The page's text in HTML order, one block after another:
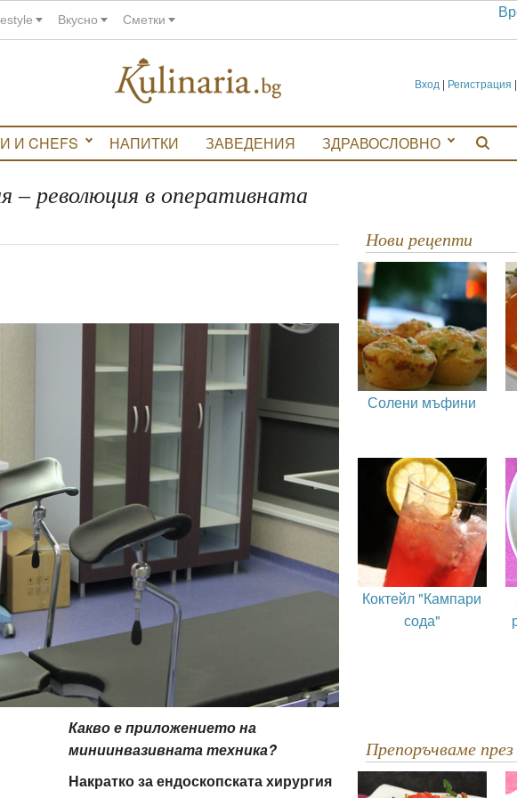
Вкусно Сметки
Вход | Регистрация |
И CHEFS НАПИТКИ ЗАВЕДЕНИЯ ЗДРАВОСЛОВНО
– революция в оперативната
Какво е приложението на
миниинвазивната техника?
Накратко за ендоскопската хирургия
Нови рецепти
Солени мъфини
Коктейл "Кампари
сода"
Препоръчваме